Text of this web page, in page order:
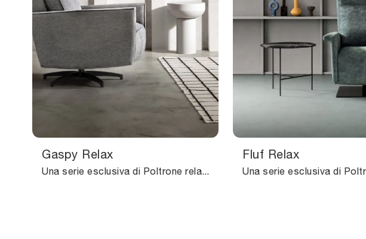
Gaspy Relax
Una serie esclusiva di Poltrone relax moderne ti sta aspettando: clicca e scopri di più sul modello Gaspy Relax in tessuto Samoa.
Fluf Relax